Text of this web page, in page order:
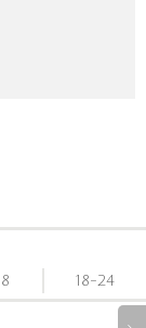
18-24